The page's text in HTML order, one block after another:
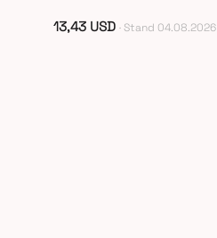
13,43 USD · Stand 04.08.2026